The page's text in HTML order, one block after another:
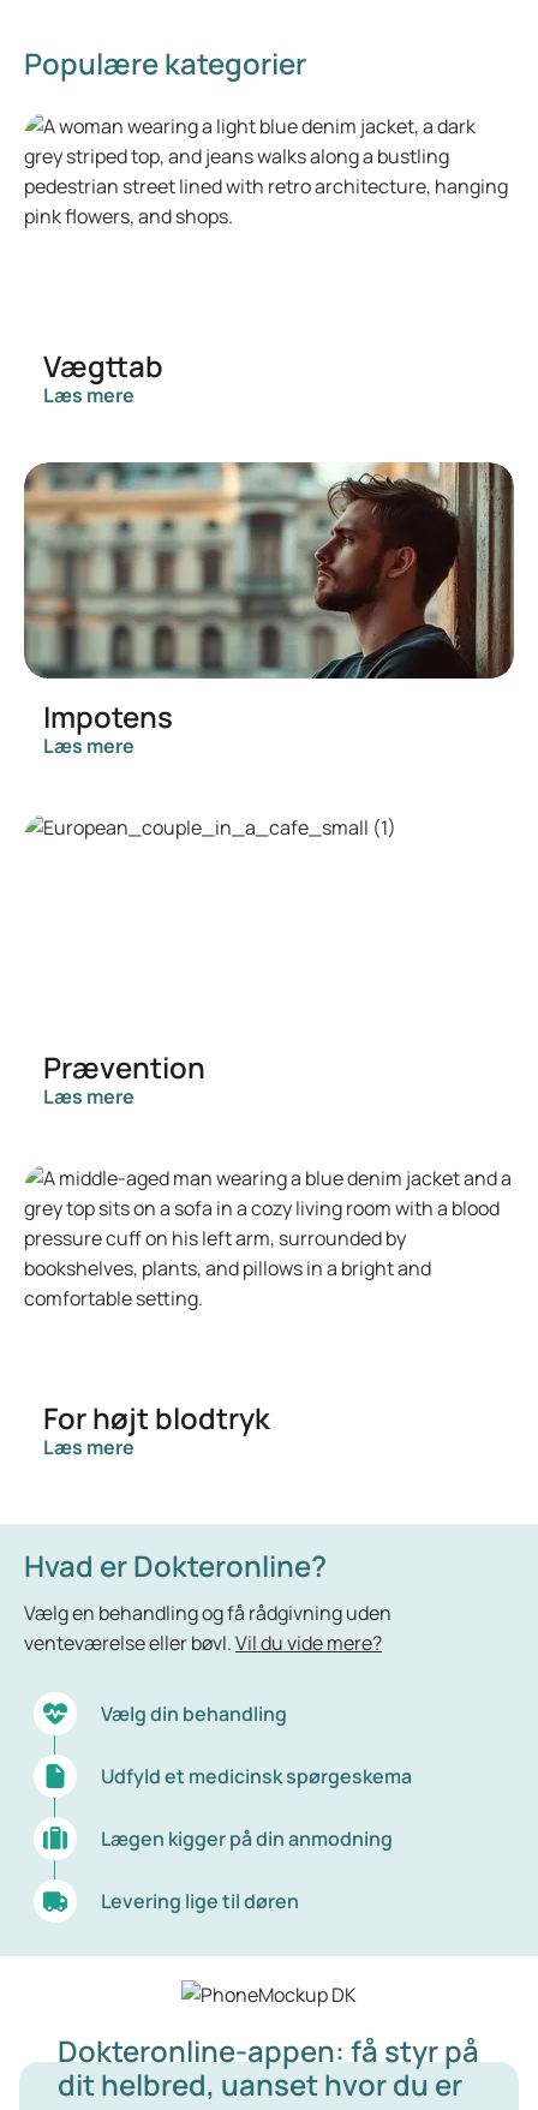
Populære kategorier
Vægttab
Læs mere
Impotens
Læs mere
Prævention
Læs mere
For højt blodtryk
Læs mere
Hvad er Dokteronline?
Vælg en behandling og få rådgivning uden
venteværelse eller bøvl.Vil du vide mere?
Vælg din behandling
Udfyld et medicinsk spørgeskema
Lægen kigger på din anmodning
Levering lige til døren
Dokteronline-appen: få styr på
dit helbred, uanset hvor du er